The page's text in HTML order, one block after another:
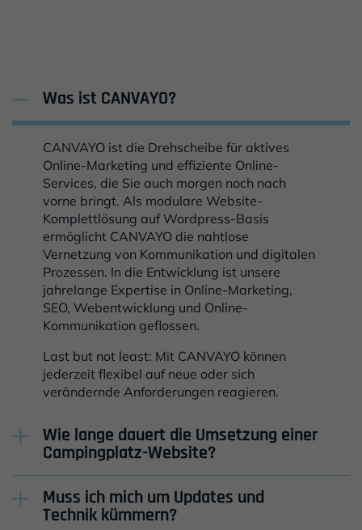
Antwort ausblenden
Was ist CANVAYO?
CANVAYO ist die Drehscheibe für aktives
Online-Marketing und effiziente Online-
Services, die Sie auch morgen noch nach
vorne bringt. Als modulare Website-
Komplettlösung auf Wordpress-Basis
ermöglicht CANVAYO die nahtlose
Vernetzung von Kommunikation und digitalen
Prozessen. In die Entwicklung ist unsere
jahrelange Expertise in Online-Marketing,
SEO, Webentwicklung und Online-
Kommunikation geflossen.
Last but not least: Mit CANVAYO können
jederzeit flexibel auf neue oder sich
verändernde Anforderungen reagieren.
Antwort anzeigen
Wie lange dauert die Umsetzung einer
Campingplatz-Website?
Antwort anzeigen
Muss ich mich um Updates und
Technik kümmern?